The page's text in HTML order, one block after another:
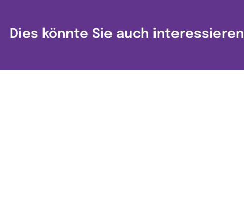
Dies könnte Sie auch interessieren